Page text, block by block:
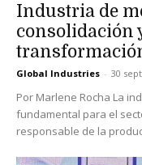
Industria de
consolidación
Global Industries - 30
Por Marlene Rocha La
fundamental para el
responsable de la